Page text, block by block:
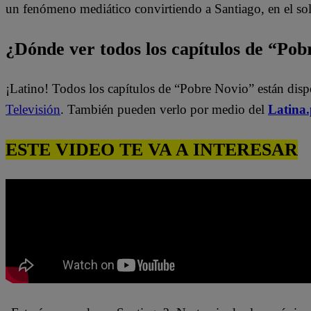
un fenómeno mediático convirtiendo a Santiago, en el
¿Dónde ver todos los capítulos de
¡Latino! Todos los capítulos de “Pobre Novio” están
Televisión. También pueden verlo por medio del
ESTE VIDEO TE VA A INTERESAR